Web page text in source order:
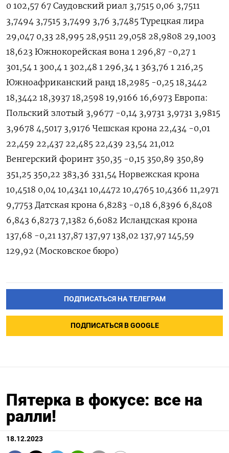
0 102,57 67 Саудовский риал 3,7515 0,06 3,7511
3,7494 3,7515 3,7499 3,76 3,7485 Турецкая лира
29,047 0,33 28,995 28,9511 29,058 28,9808 29,1003
18,623 Южнокорейская вона 1 296,87 -0,27 1
301,54 1 300,4 1 302,48 1 296,34 1 363,76 1 216,25
Южноафриканский ранд 18,2985 -0,25 18,3442
18,3442 18,3937 18,2598 19,9166 16,6973 Европа:
Польский злотый 3,9677 -0,14 3,9731 3,9731 3,9815
3,9678 4,5017 3,9176 Чешская крона 22,434 -0,01
22,459 22,437 22,485 22,439 23,54 21,012
Венгерский форинт 350,35 -0,15 350,89 350,89
351,25 350,22 383,36 331,54 Норвежская крона
10,4518 0,04 10,4341 10,4472 10,4765 10,4366 11,2971
9,7753 Датская крона 6,8283 -0,18 6,8396 6,8408
6,843 6,8273 7,1382 6,6082 Исландская крона
137,68 -0,21 137,87 137,97 138,02 137,97 145,59
129,92 (Московское бюро)
ПОДПИСАТЬСЯ НА ТЕЛЕГРАМ
ПОДПИСАТЬСЯ В GOOGLE
Пятерка в фокусе: все на
ралли!
18.12.2023